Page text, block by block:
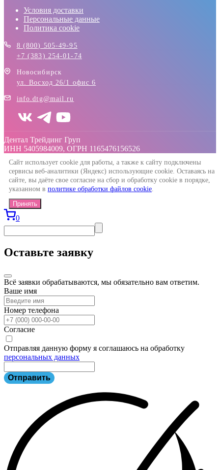
Условия доставки
Персональные данные
Политика cookie
8 (800) 505-49-95
+7 (383) 254-01-74
Новосибирск
ул. Восход 26/1 офис 6
info.dtg@mail.ru
Дентал Трейдинг Груп
ИНН 5405984009, ОГРН 1165476156526
Сайт использует cookie для работы, а также к сайту подключены
сервисы веб-аналитики (Яндекс) использующие cookie. Оставаясь на
сайте, вы даёте свое согласие на сбор и обработку cookie в порядке,
указанном в политике обработки файлов cookie.
Принять
0
Оставьте заявку
Всё заявки обрабатываются, мы обязательно вам ответим.
Ваше имя
Номер телефона
Согласие
Отправляя данную форму я соглашаюсь на обработку
персональных данных
Отправить